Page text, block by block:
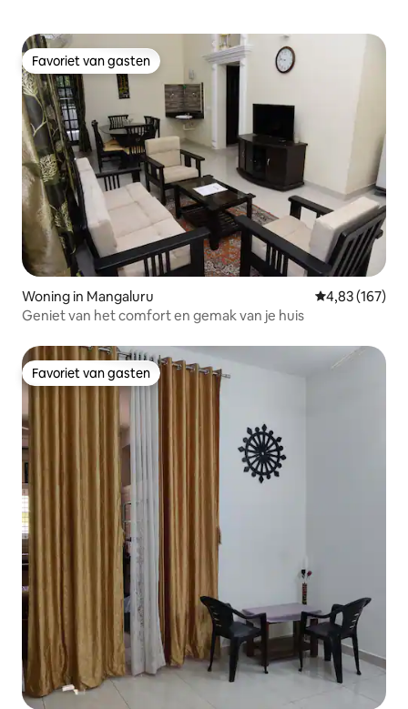
Favoriet van gasten
Favoriet van gasten
Woning in Mangaluru Gemiddelde
4,83 (167)
Geniet van het comfort en gemak van je huis
Favoriet van gasten
Favoriet van gasten